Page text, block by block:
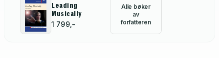
Leading
Musically
1 799,-
Alle bøker
av
forfatteren